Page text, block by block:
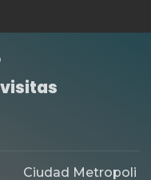
Ciudad Metropoli